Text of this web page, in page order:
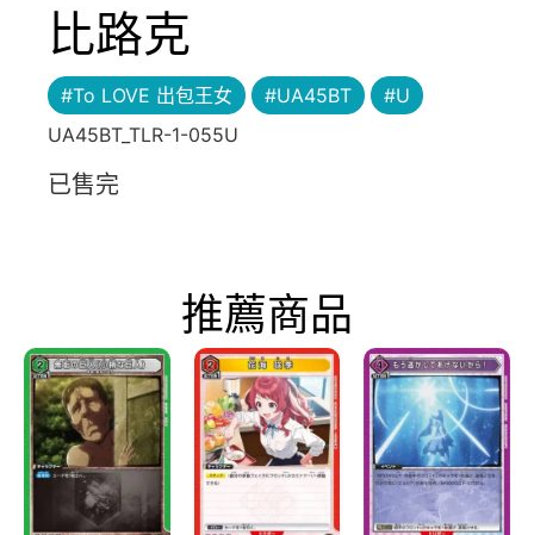
比路克
#To LOVE 出包王女 #UA45BT
#U
UA45BT_TLR-1-055U
已售完
推薦商品